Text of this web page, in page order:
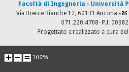
Facoltà di Ingegneria - Università
Via Brecce Bianche 12, 60131 Ancona -
071.220.4708- P.I.
Progettato e realizzato a cura del
100%